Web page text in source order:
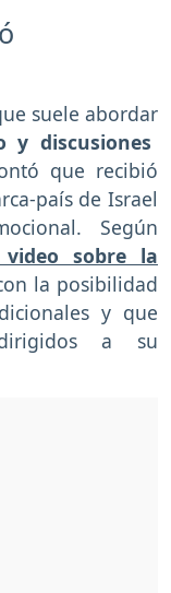
suele abordar
y discusiones
que recibió
país de Israel
Según
sobre la
la posibilidad
y que
a su